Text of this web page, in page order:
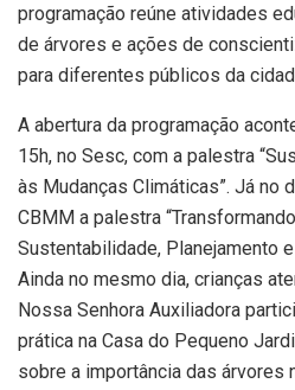
programação reúne atividades
de árvores e ações de
para diferentes públicos da
A abertura da programação
15h, no Sesc, com a palestra
às Mudanças Climáticas”. Já no
CBMM a palestra
Sustentabilidade, Planejamento
Ainda no mesmo dia, crianças
Nossa Senhora Auxiliadora
prática na Casa do Pequeno
sobre a importância das árvores